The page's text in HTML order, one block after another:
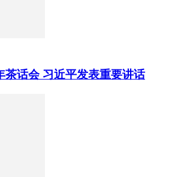
茶话会 习近平发表重要讲话